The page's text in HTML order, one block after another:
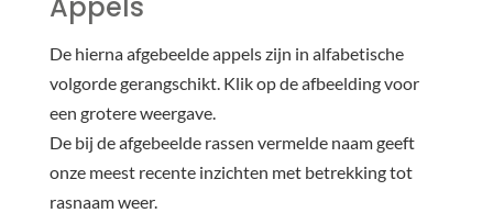
De hierna afgebeelde appels zijn in alfabetische
volgorde gerangschikt. Klik op de afbeelding voor
een grotere weergave.
De bij de afgebeelde rassen vermelde naam geeft
onze meest recente inzichten met betrekking tot
rasnaam weer.